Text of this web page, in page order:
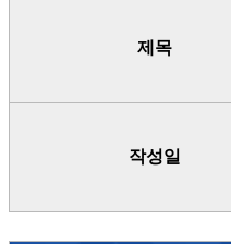
제목
작성일